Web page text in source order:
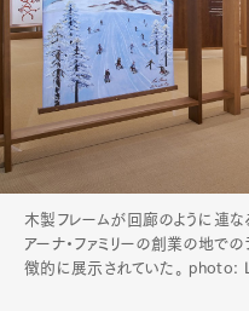
木製フレームが回廊のように連な
アーナ・ファミリーの創業の地で
徴的に展示されていた。 photo: